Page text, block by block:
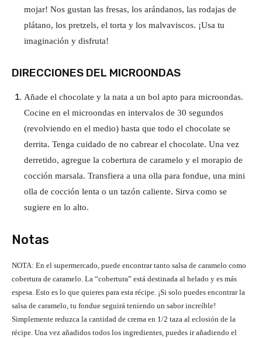
mojar! Nos gustan las fresas, los arándanos, las rodajas de
plátano, los pretzels, el torta y los malvaviscos. ¡Usa tu
imaginación y disfruta!
DIRECCIONES DEL MICROONDAS
Añade el chocolate y la nata a un bol apto para microondas.
Cocine en el microondas en intervalos de 30 segundos
(revolviendo en el medio) hasta que todo el chocolate se
derrita. Tenga cuidado de no cabrear el chocolate. Una vez
derretido, agregue la cobertura de caramelo y el morapio de
cocción marsala. Transfiera a una olla para fondue, una mini
olla de cocción lenta o un tazón caliente. Sirva como se
sugiere en lo alto.
Notas
NOTA: En el supermercado, puede encontrar tanto salsa de caramelo como
cobertura de caramelo. La “cobertura” está destinada al helado y es más
espesa. Esto es lo que quieres para esta récipe. ¡Si solo puedes encontrar la
salsa de caramelo, tu fondue seguirá teniendo un sabor increíble!
Simplemente reduzca la cantidad de crema en 1/2 taza al eclosión de la
récipe. Una vez añadidos todos los ingredientes, puedes ir añadiendo el